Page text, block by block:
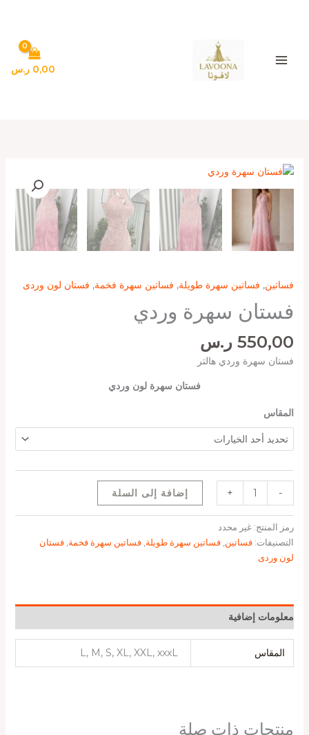
0,00 ر.س
فساتين, فساتين سهرة طويلة, فساتين سهرة فخمة, فستان لون وردى
فستان سهرة وردي
550,00 ر.س
فستان سهرة وردي هالتر
فستان سهرة لون وردي
المقاس
-
كمية
+ إضافة إلى السلة
رمز المنتج: غير محدد
التصنيفات: فساتين, فساتين سهرة طويلة, فساتين سهرة فخمة, فستان
لون وردى
معلومات إضافية
المقاس L, M, S, XL, XXL, xxxL
منتجات ذات صلة